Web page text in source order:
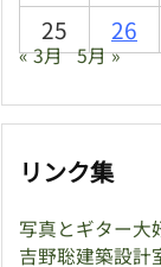
25
26
« 3月 5月 »
リンク集
写真とギター
吉野聡建築設計